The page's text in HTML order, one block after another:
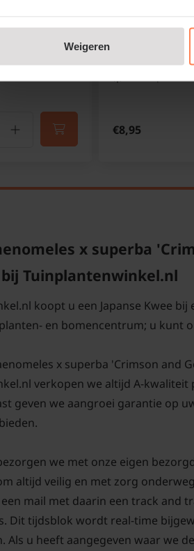
Weigeren
€8,95
x superba
Tuinplantenwinkel.nl
koopt u een Japanse Kwee
en bomencentrum; u kunt
x superba 'Crimson and
verkopen we altijd A-
geven we aangroei garantie op
we met onze eigen
altijd veilig en met zorg
mail met daarin een track and
Dit tijdsblok wordt real-time
Als u heeft aangegeven waar we